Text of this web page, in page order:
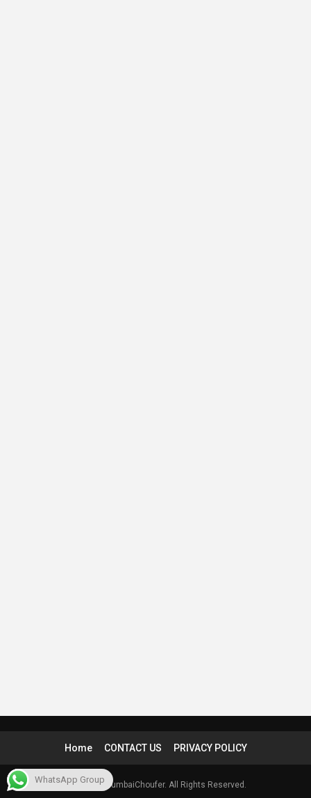
Home CONTACT US PRIVACY POLICY
© 2026 - eMumbaiChoufer. All Rights Reserved.
WhatsApp Group